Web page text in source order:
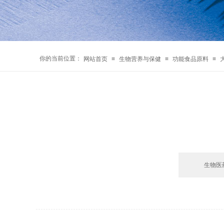
你的当前位置： 网站首页 ≡ 生物营养与保健 ≡ 功能食品原料 ≡
生物医